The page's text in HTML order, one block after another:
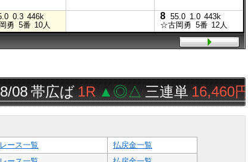
0.3 446k
勇 5番 10人
8 55.0 1.0 443k
☆古岡勇 5番 12人
帯広ば1R▲◎△三連単16,460円
レース一覧
払戻金一覧